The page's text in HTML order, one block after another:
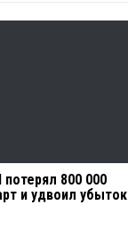
потерял 800 000
и удвоил убыток